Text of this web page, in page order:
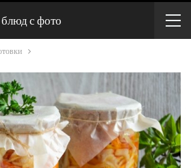
с фото